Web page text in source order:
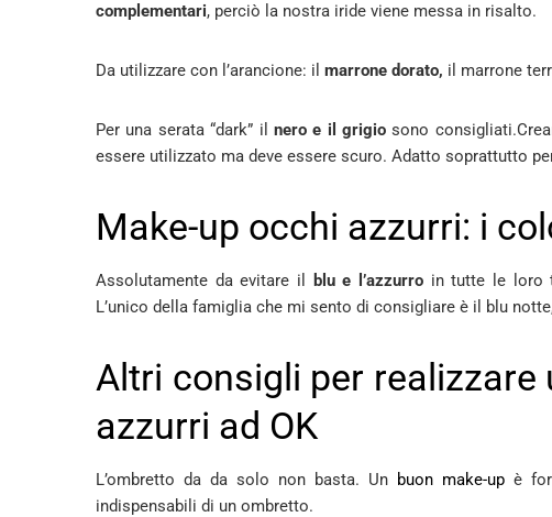
complementari, perciò la nostra iride viene messa in risalto.
Da utilizzare con l’arancione: il marrone dorato, il marrone
Per una serata “dark” il nero e il grigiosono
essere utilizzato ma deve essere scuro. Adatto soprattutto
Make-up occhi azzurri: i
Assolutamente da evitare il blu e l’azzurroin tutte le loro
L’unico della famiglia che mi sento di consigliare è il blu
Altri consigli per
azzurri ad OK
L’ombretto da da solo non basta. Un buon make-up è
indispensabili di un ombretto.